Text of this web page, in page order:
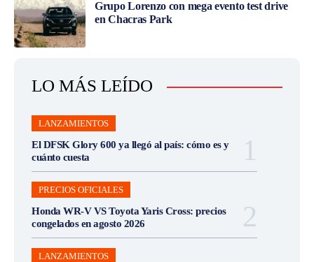
Grupo Lorenzo con mega evento test drive
en Chacras Park
LO MÁS LEÍDO
LANZAMIENTOS
El DFSK Glory 600 ya llegó al país: cómo es y
cuánto cuesta
PRECIOS OFICIALES
Honda WR-V VS Toyota Yaris Cross: precios
congelados en agosto 2026
LANZAMIENTOS